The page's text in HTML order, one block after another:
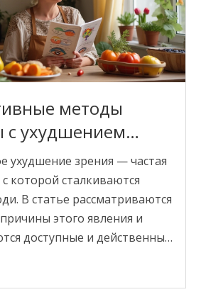
методы
с ухудшением
возрастом
ухудшение зрения — частая
которой сталкиваются
В статье рассматриваются
этого явления и
доступные и действенные